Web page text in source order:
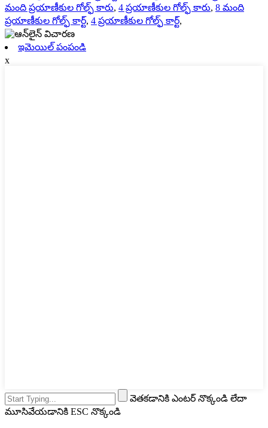
మంది ప్రయాణీకుల గోల్ఫ్ కారు, 4 ప్రయాణీకుల గోల్ఫ్ కారు, 8 మంది
ప్రయాణీకుల గోల్ఫ్ కార్ట్, 4 ప్రయాణీకుల గోల్ఫ్ కార్ట్,
ఇమెయిల్ పంపండి
x
వెతకడానికి ఎంటర్ నొక్కండి లేదా
మూసివేయడానికి ESC నొక్కండి